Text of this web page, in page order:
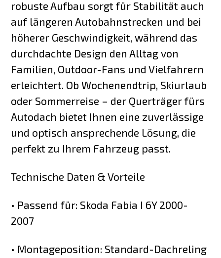
robuste Aufbau sorgt für Stabilität auch
auf längeren Autobahnstrecken und bei
höherer Geschwindigkeit, während das
durchdachte Design den Alltag von
Familien, Outdoor-Fans und Vielfahrern
erleichtert. Ob Wochenendtrip, Skiurlaub
oder Sommerreise – der Querträger fürs
Autodach bietet Ihnen eine zuverlässige
und optisch ansprechende Lösung, die
perfekt zu Ihrem Fahrzeug passt.
Technische Daten & Vorteile
• Passend für: Skoda Fabia I 6Y 2000-
2007
• Montageposition: Standard-Dachreling